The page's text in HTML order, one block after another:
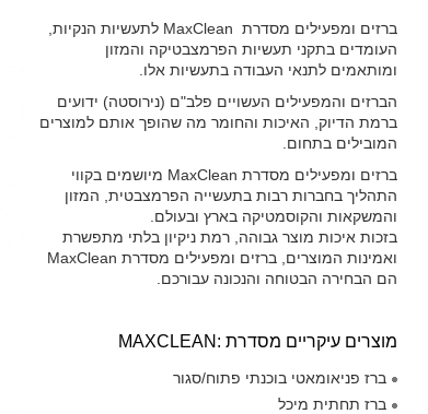
ברזים ומפעילים מסדרת MaxClean לתעשיות הנקיות,
העומדים בתקני תעשיות הפרמצבטיקה והמזון
ומותאמים לתנאי העבודה בתעשיות אלו.
הברזים והמפעילים העשויים פלב"ם (נירוסטה) ידועים
ברמת הדיוק, האיכות והחומר מה שהופך אותם למוצרים
המובילים בתחום.
ברזים ומפעילים מסדרת MaxClean מיושמים בקווי
התהליך בחברות רבות בתעשייה הפרמצבטית, המזון
והמשקאות והקוסמטיקה בארץ ובעולם.
בזכות איכות מוצר גבוהה, רמת ניקיון בלתי מתפשרת
ואמינות המוצרים, ברזים ומפעילים מסדרת MaxClean
הם הבחירה הבטוחה והנכונה עבורכם.
מוצרים עיקריים מסדרת :MAXCLEAN
ברז פניאומאטי בוכנתי פתוח/סגור
ברז תחתית מיכל